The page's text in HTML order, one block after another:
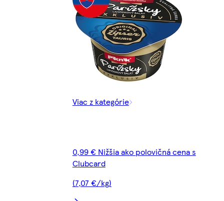
Viac z kategórie
0,99 € Nižšia ako polovičná cena s
Clubcard
(7,07 €/kg)